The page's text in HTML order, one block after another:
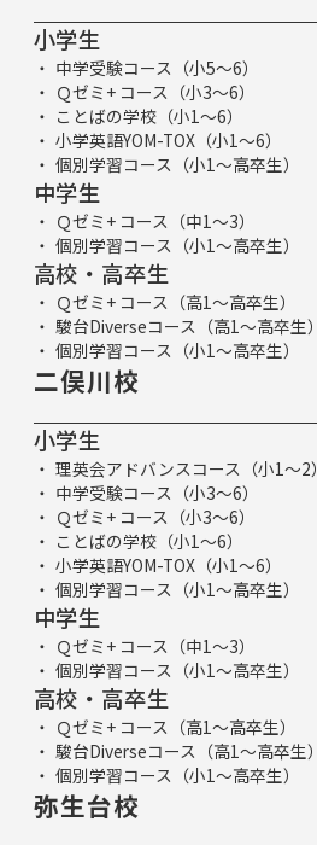
小学生
中学受験コース（小5～6）
Ｑゼミ+ コース（小3～6）
ことばの学校（小1～6）
小学英語YOM-TOX（小1～6）
個別学習コース（小1～高卒生）
中学生
Ｑゼミ+ コース（中1～3）
個別学習コース（小1～高卒生）
高校・高卒生
Ｑゼミ+ コース（高1～高卒生）
駿台Diverseコース（高1～高卒生）
個別学習コース（小1～高卒生）
二俣川校
小学生
理英会アドバンスコース（小1～2）
中学受験コース（小3～6）
Ｑゼミ+ コース（小3～6）
ことばの学校（小1～6）
小学英語YOM-TOX（小1～6）
個別学習コース（小1～高卒生）
中学生
Ｑゼミ+ コース（中1～3）
個別学習コース（小1～高卒生）
高校・高卒生
Ｑゼミ+ コース（高1～高卒生）
駿台Diverseコース（高1～高卒生）
個別学習コース（小1～高卒生）
弥生台校